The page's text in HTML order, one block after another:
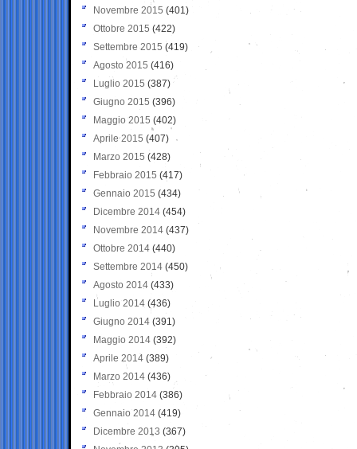
Novembre 2015 (401)
Ottobre 2015 (422)
Settembre 2015 (419)
Agosto 2015 (416)
Luglio 2015 (387)
Giugno 2015 (396)
Maggio 2015 (402)
Aprile 2015 (407)
Marzo 2015 (428)
Febbraio 2015 (417)
Gennaio 2015 (434)
Dicembre 2014 (454)
Novembre 2014 (437)
Ottobre 2014 (440)
Settembre 2014 (450)
Agosto 2014 (433)
Luglio 2014 (436)
Giugno 2014 (391)
Maggio 2014 (392)
Aprile 2014 (389)
Marzo 2014 (436)
Febbraio 2014 (386)
Gennaio 2014 (419)
Dicembre 2013 (367)